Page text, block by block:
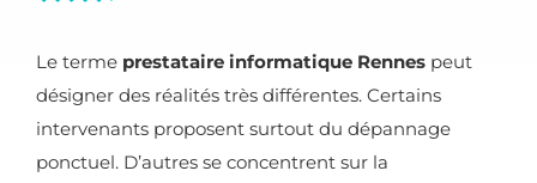
Le terme prestataire informatique Rennes peut
désigner des réalités très différentes. Certains
intervenants proposent surtout du dépannage
ponctuel. D’autres se concentrent sur la